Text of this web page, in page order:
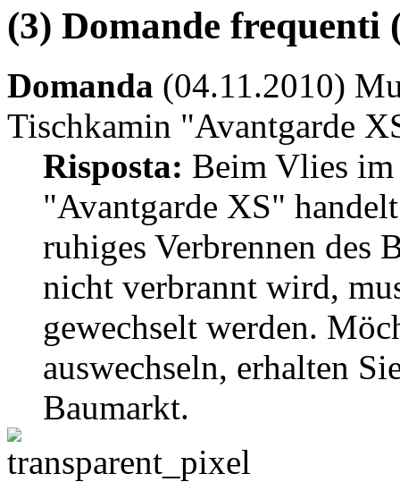
(3) Domande
Domanda (04.11.2010)
Tischkamin "Avantgarde
Risposta: Beim Vlies
"Avantgarde XS"
ruhiges Verbrennen des
nicht verbrannt wird,
gewechselt werden.
auswechseln, erhalten
Baumarkt.